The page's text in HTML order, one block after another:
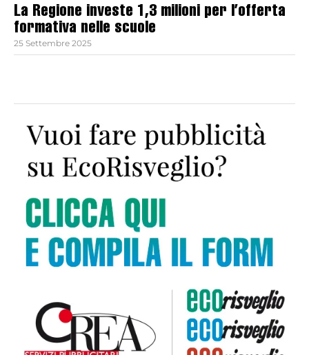
La Regione investe 1,3 milioni per l’offerta
formativa nelle scuole
25 Settembre 2025